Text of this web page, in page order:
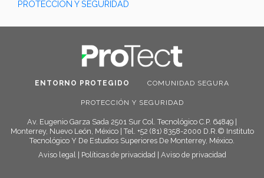
PROTECCIÓN Y SEGURIDAD
ENTORNO PROTEGIDO COMUNIDAD SEGURA
PROTECCIÓN Y SEGURIDAD
Av. Eugenio Garza Sada 2501 Sur Col. Tecnológico C.P. 64849 |
Monterrey, Nuevo León, México | Tel. +52 (81) 8358-2000 D.R.© Instituto
Tecnológico Y De Estudios Superiores De Monterrey, México.
Aviso legal| Políticas de privacidad| Aviso de privacidad